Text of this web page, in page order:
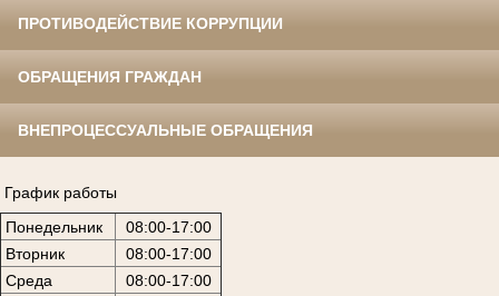
ПРОТИВОДЕЙСТВИЕ КОРРУПЦИИ
ОБРАЩЕНИЯ ГРАЖДАН
ВНЕПРОЦЕССУАЛЬНЫЕ ОБРАЩЕНИЯ
График работы
Понедельник
08:00-17:00
Вторник
08:00-17:00
Среда
08:00-17:00